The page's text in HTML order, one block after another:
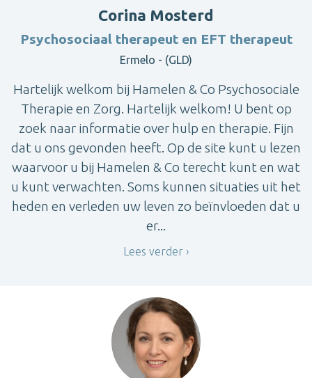
Corina Mosterd
Psychosociaal therapeut en EFT therapeut
Ermelo - (GLD)
Hartelijk welkom bij Hamelen & Co Psychosociale
Therapie en Zorg. Hartelijk welkom! U bent op
zoek naar informatie over hulp en therapie. Fijn
dat u ons gevonden heeft. Op de site kunt u lezen
waarvoor u bij Hamelen & Co terecht kunt en wat
u kunt verwachten. Soms kunnen situaties uit het
heden en verleden uw leven zo beïnvloeden dat u
er...
Lees verder